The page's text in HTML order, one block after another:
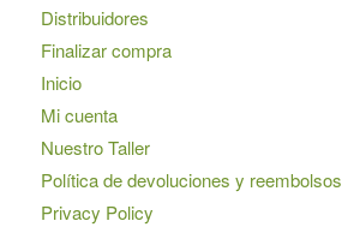
Distribuidores
Finalizar compra
Inicio
Mi cuenta
Nuestro Taller
Política de devoluciones y reembolsos
Privacy Policy